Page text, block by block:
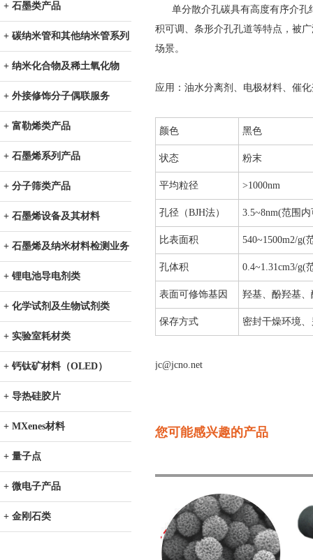
+ 石墨类产品
+ 碳纳米管和其他纳米管系列
+ 纳米化合物及稀土氧化物
+ 外接修饰分子偶联服务
+ 富勒烯类产品
+ 石墨烯系列产品
+ 分子筛类产品
+ 石墨烯设备及其材料
+ 石墨烯及纳米材料检测业务
+ 锂电池导电剂类
+ 化学试剂及生物试剂类
+ 实验室耗材类
+ 钙钛矿材料（OLED）
+ 导热硅胶片
+ MXenes材料
+ 量子点
+ 微电子产品
+ 金刚石类
单分散介孔碳具有高度有序介孔
积可调、条形介孔孔道等特点，被
场景。
应用：油水分离剂、电极材料、催
颜色 黑色
状态 粉末
平均粒径 >1000nm
孔径（BJH法） 3.5~8nm(范围
比表面积 540~1500m2/g(
孔体积 0.4~1.31cm3/g(
表面可修饰基因 羟基、酚羟基
保存方式 密封干燥环境
jc@jcno.net
您可能感兴趣的产品